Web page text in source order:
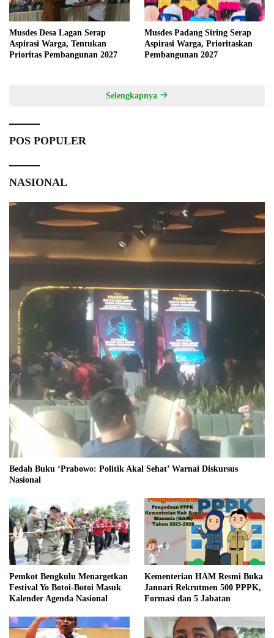
Musdes Desa Lagan Serap
Aspirasi Warga, Tentukan
Prioritas Pembangunan 2027
Musdes Padang Siring Serap
Aspirasi Warga, Prioritaskan
Pembangunan 2027
Selengkapnya
POS POPULER
NASIONAL
Bedah Buku ‘Prabowo: Politik Akal Sehat’ Warnai Diskursus
Nasional
Pemkot Bengkulu Menargetkan
Festival Yo Botoi-Botoi Masuk
Kalender Agenda Nasional
Kementerian HAM Resmi Buka
Januari Rekrutmen 500 PPPK,
Formasi dan 5 Jabatan